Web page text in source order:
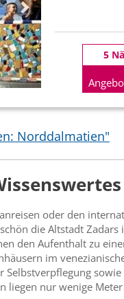
5
Norddalmatien"
oder den
die Altstadt
den Aufenthalt zu
im
Selbstverpflegung
liegen nur wenige